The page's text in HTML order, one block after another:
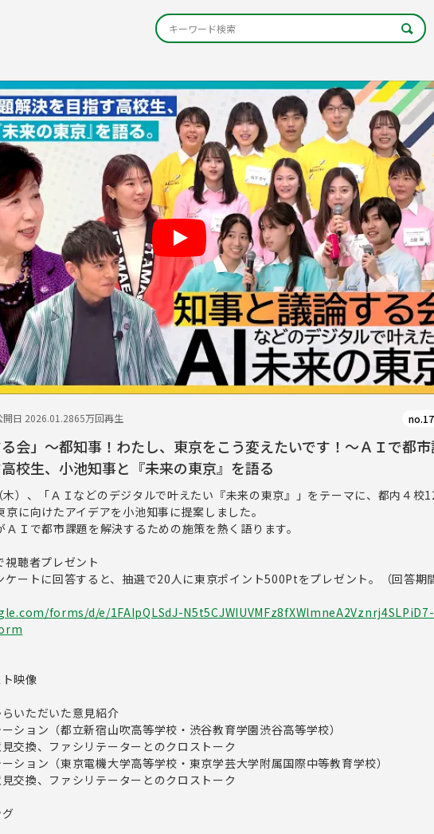
開日 2026.01.2865万回再生
る会」～都知事！わたし、東京をこう変えたいです！～ＡＩで都市
校生、小池知事と『未来の東京』を語る
）、「ＡＩなどのデジタルで叶えたい『未来の東京』」をテーマに、都内４校
に向けたアイデアを小池知事に提案しました。
Ｉで都市課題を解決するための施策を熱く語ります。
聴者プレゼント
ケートに回答すると、抽選で20人に東京ポイント500Ptをプレゼント。（回答期
forms/d/e/1FAIpQLSdJ-N5t5CJWIUVMFz8fXWlmneA2Vznrj4SLPiD7-
映像
いただいた意見紹介
ョン（都立新宿山吹高等学校・渋谷教育学園渋谷高等学校）
交換、ファシリテーターとのクロストーク
ション（東京電機大学高等学校・東京学芸大学附属国際中等教育学校）
交換、ファシリテーターとのクロストーク